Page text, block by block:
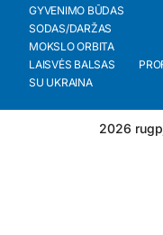
GYVENIMO BŪDAS
SODAS/DARŽAS
MOKSLO ORBITA
LAISVĖS BALSAS
SU UKRAINA
2026